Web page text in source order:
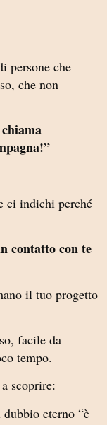
persone che
che non
ci indichi perché
contatto con te
il tuo progetto
facile da
tempo.
scoprire:
eterno “è